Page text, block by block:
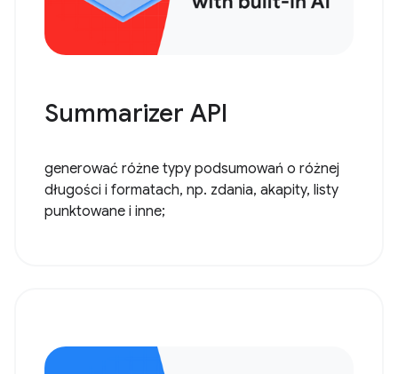
Summarizer API
generować różne typy podsumowań o różnej
długości i formatach, np. zdania, akapity, listy
punktowane i inne;